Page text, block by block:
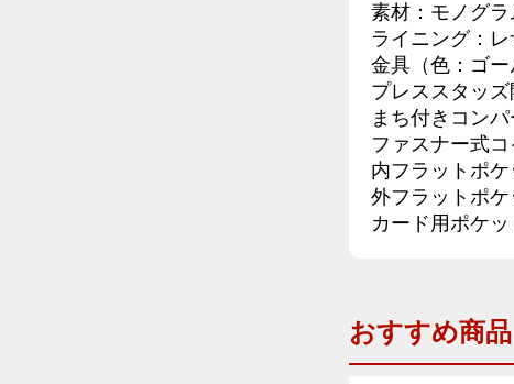
素材：モノグラ
ライニング：レ
金具（色：ゴー
プレススタッ
まち付きコン
ファスナー式
内フラットポケ
外フラットポケ
カード用ポケッ
おすすめ商品